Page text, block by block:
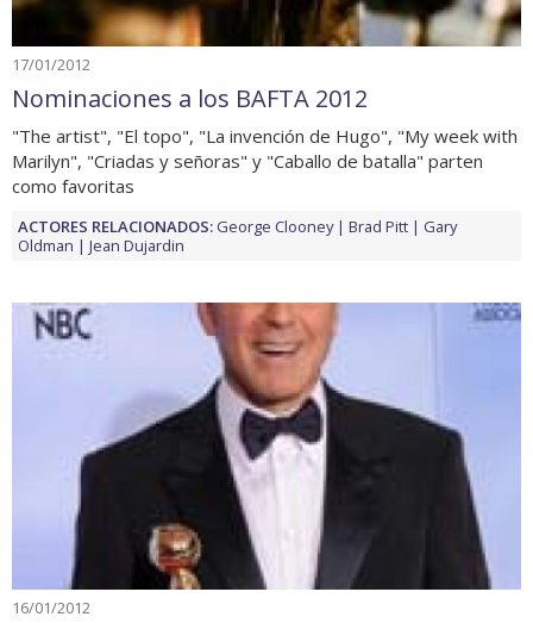
17/01/2012
Nominaciones a los BAFTA 2012
"The artist", "El topo", "La invención de Hugo", "My week with
Marilyn", "Criadas y señoras" y "Caballo de batalla" parten
como favoritas
ACTORES RELACIONADOS: George Clooney Brad Pitt
Gary
Oldman
Jean Dujardin
16/01/2012